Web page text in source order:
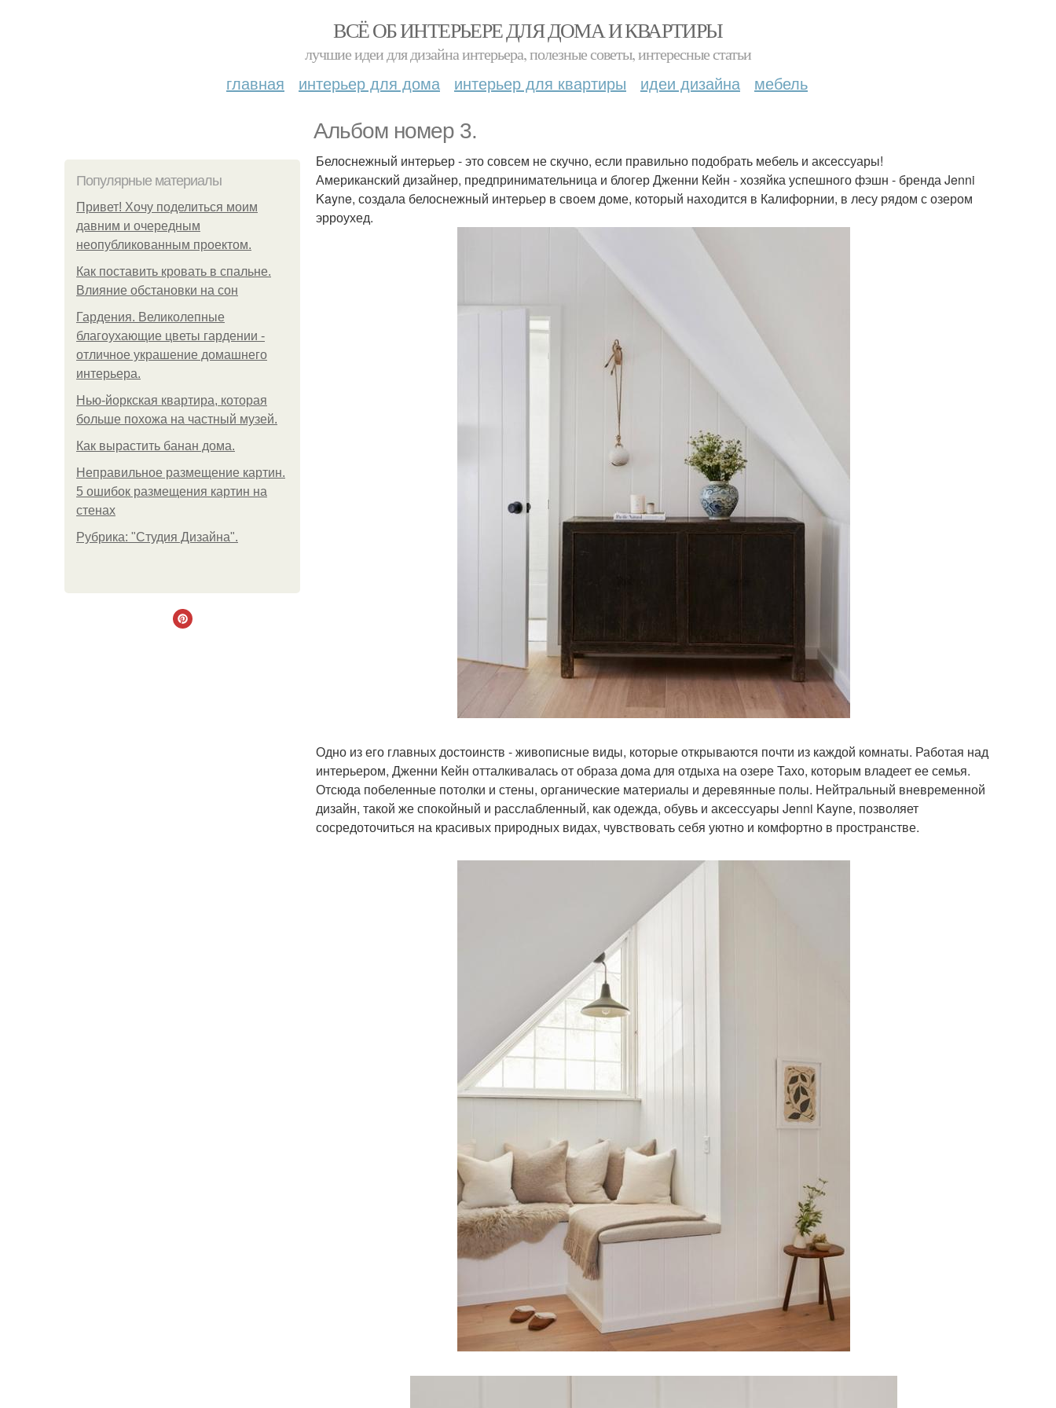
ВСЁ ОБ ИНТЕРЬЕРЕ ДЛЯ ДОМА И КВАРТИРЫ
лучшие идеи для дизайна интерьера, полезные советы, интересные статьи
главная интерьер для дома интерьер для квартиры идеи дизайна мебель
Альбом номер 3.
Популярные материалы
Привет! Хочу поделиться моим
давним и очередным
неопубликованным проектом.
Как поставить кровать в спальне.
Влияние обстановки на сон
Гардения. Великолепные
благоухающие цветы гардении -
отличное украшение домашнего
интерьера.
Нью-йоркская квартира, которая
больше похожа на частный музей.
Как вырастить банан дома.
Неправильное размещение картин.
5 ошибок размещения картин на
стенах
Рубрика: "Студия Дизайна".
Белоснежный интерьер - это совсем не скучно, если правильно подобрать мебель и аксессуары!
Американский дизайнер, предпринимательница и блогер Дженни Кейн - хозяйка успешного фэшн - бренда Jenni
Kayne, создала белоснежный интерьер в своем доме, который находится в Калифорнии, в лесу рядом с озером
эрроухед.
Одно из его главных достоинств - живописные виды, которые открываются почти из каждой комнаты. Работая над
интерьером, Дженни Кейн отталкивалась от образа дома для отдыха на озере Тахо, которым владеет ее семья.
Отсюда побеленные потолки и стены, органические материалы и деревянные полы. Нейтральный вневременной
дизайн, такой же спокойный и расслабленный, как одежда, обувь и аксессуары Jenni Kayne, позволяет
сосредоточиться на красивых природных видах, чувствовать себя уютно и комфортно в пространстве.